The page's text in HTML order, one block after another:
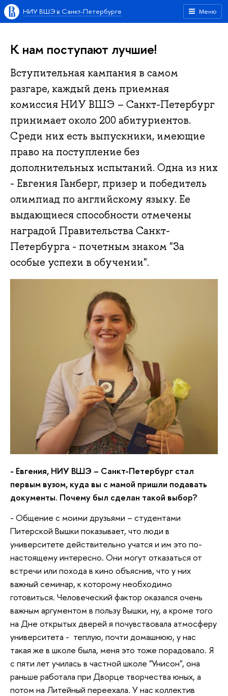
Меню
НИУ ВШЭ в Санкт-Петербурге
К нам поступают лучшие!
Вступительная кампания в самом
разгаре, каждый день приемная
комиссия НИУ ВШЭ – Санкт-Петербург
принимает около 200 абитуриентов.
Среди них есть выпускники, имеющие
право на поступление без
дополнительных испытаний. Одна из них
- Евгения Ганберг, призер и победитель
олимпиад по английскому языку. Ее
выдающиеся способности отмечены
наградой Правительства Санкт-
Петербурга - почетным знаком "За
особые успехи в обучении".
- Евгения, НИУ ВШЭ – Санкт-Петербург стал
первым вузом, куда вы с мамой пришли подавать
документы. Почему был сделан такой выбор?
- Общение с моими друзьями – студентами
Питерской Вышки показывает, что люди в
университете действительно учатся и им это по-
настоящему интересно. Они могут отказаться от
встречи или похода в кино объяснив, что у них
важный семинар, к которому необходимо
готовиться. Человеческий фактор оказался очень
важным аргументом в пользу Вышки, ну, а кроме того
на Дне открытых дверей я почувствовала атмосферу
университета - теплую, почти домашнюю, у нас
такая же в школе была, меня это тоже порадовало. Я
с пяти лет училась в частной школе "Унисон", она
раньше работала при Дворце творчества юных, а
потом на Литейный переехала. У нас коллектив